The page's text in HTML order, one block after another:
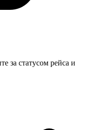
за статусом рейса и